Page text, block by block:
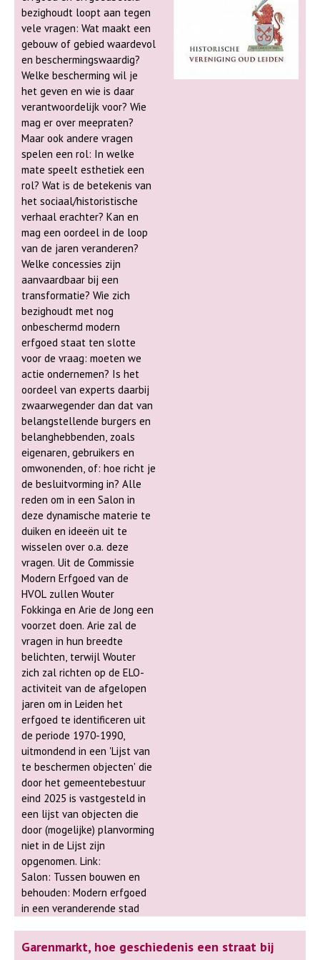
gelegenheid zich tijdens de
Historicidagen 2026 te
presenteren aan het
deelnemende publiek. Daarom
wordt parallel aan het congres
een congresmarkt georganiseerd
in de centrale hal van het
Lipsiusgebouw in Leiden. Ook de
NGV-afdeling Rijnland en
Kennemerland zal zich op deze
markt in een stand presenteren.
Familiegeschiedenis is immers een
deel van de nationale, regionale,
lokale, sociale en economische
geschiedenis. Alleen door al die
aspecten met elkaar te verbinden,
kunnen wij ons een beter beeld
vormen van hoe en waar al de
generaties die ons voorgingen
leefden, waarom ze zich van
elders hier vestigden, en hoe het
leven in hun (nieuwe) woonplaats
vorm kreeg.
erfgoedinstellingen, zelfstandig
ondernemers, onderzoekers en
andere (kunst)historische
professionals. Het thema van
deze editie is Toekomst van
geschiedenis. De organisatie van
de Historicidagen biedt uitgevers
en boekhandels, redacties en
vertegenwoordigers van
(kunst)historische en/of
erfgoedorganisaties graag de
gelegenheid zich tijdens de
Historicidagen 2026 te
presenteren aan het
deelnemende publiek. Daarom
wordt parallel aan het congres
een congresmarkt georganiseerd
in de centrale hal van het
Lipsiusgebouw in Leiden. Ook de
NGV-afdeling Rijnland en
Kennemerland zal zich op deze
markt in een stand presenteren.
Familiegeschiedenis is immers een
deel van de nationale, regionale,
lokale, sociale en economische
geschiedenis. Alleen door al die
aspecten met elkaar te verbinden,
kunnen wij ons een beter beeld
vormen van hoe en waar al de
generaties die ons voorgingen
leefden, waarom ze zich van
elders hier vestigden, en hoe het
leven in hun (nieuwe) woonplaats
vorm kreeg.
bezighoudt loopt aan tegen
vele vragen: Wat maakt een
gebouw of gebied waardevol
en beschermingswaardig?
Welke bescherming wil je
het geven en wie is daar
verantwoordelijk voor? Wie
mag er over meepraten?
Maar ook andere vragen
spelen een rol: In welke
mate speelt esthetiek een
rol? Wat is de betekenis van
het sociaal/historistische
verhaal erachter? Kan en
mag een oordeel in de loop
van de jaren veranderen?
Welke concessies zijn
aanvaardbaar bij een
transformatie? Wie zich
bezighoudt met nog
onbeschermd modern
erfgoed staat ten slotte
voor de vraag: moeten we
actie ondernemen? Is het
oordeel van experts daarbij
zwaarwegender dan dat van
belangstellende burgers en
belanghebbenden, zoals
eigenaren, gebruikers en
omwonenden, of: hoe richt je
de besluitvorming in? Alle
reden om in een Salon in
deze dynamische materie te
duiken en ideeën uit te
wisselen over o.a. deze
vragen. Uit de Commissie
Modern Erfgoed van de
HVOL zullen Wouter
Fokkinga en Arie de Jong een
voorzet doen. Arie zal de
vragen in hun breedte
belichten, terwijl Wouter
zich zal richten op de ELO-
activiteit van de afgelopen
jaren om in Leiden het
erfgoed te identificeren uit
de periode 1970-1990,
uitmondend in een 'Lijst van
te beschermen objecten' die
door het gemeentebestuur
eind 2025 is vastgesteld in
een lijst van objecten die
door (mogelijke) planvorming
niet in de Lijst zijn
opgenomen. Link:
Salon: Tussen bouwen en
behouden: Modern erfgoed
in een veranderende stad
Garenmarkt, hoe geschiedenis een straat bij